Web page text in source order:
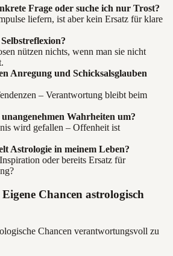
Frage oder suche ich nur Trost?
liefern, ist aber kein Ersatz für klare
nützen nichts, wenn man sie nicht
Anregung und Schicksalsglauben
– Verantwortung bleibt beim
Wahrheiten um?
wird gefallen – Offenheit ist
Astrologie in meinem Leben?
oder bereits Ersatz für
Chancen astrologisch
Chancen verantwortungsvoll zu